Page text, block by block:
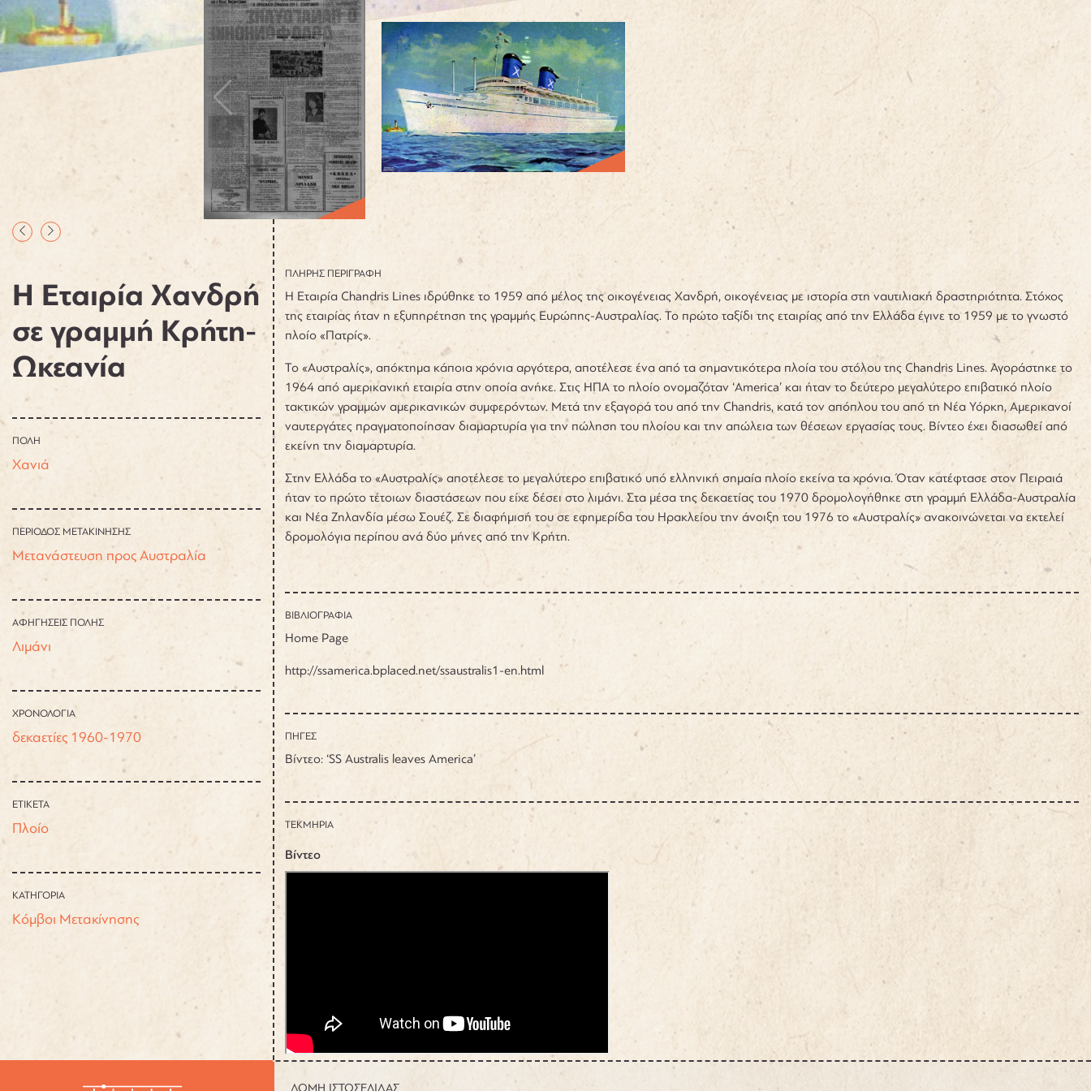
Η Εταιρία Χανδρή
σε γραμμή Κρήτη-
Ωκεανία
ΠΟΛΗ
Χανιά
ΠΕΡΙΟΔΟΣ ΜΕΤΑΚΙΝΗΣΗΣ
Μετανάστευση προς Αυστραλία
ΑΦΗΓΗΣΕΙΣ ΠΟΛΗΣ
Λιμάνι
ΧΡΟΝΟΛΟΓΙΑ
δεκαετίες 1960-1970
ΕΤΙΚΕΤΑ
Πλοίο
ΚΑΤΗΓΟΡΙΑ
Κόμβοι Μετακίνησης
ΠΛΗΡΗΣ ΠΕΡΙΓΡΑΦΗ
Η Εταιρία Chandris Lines ιδρύθηκε το 1959 από μέλος της οικογένειας Χανδρή, οικογένειας με ιστορία στη ναυτιλιακή δραστηριότητα. Στόχος
της εταιρίας ήταν η εξυπηρέτηση της γραμμής Ευρώπης-Αυστραλίας. Το πρώτο ταξίδι της εταιρίας από την Ελλάδα έγινε το 1959 με το γνωστό
πλοίο «Πατρίς».
Το «Αυστραλίς», απόκτημα κάποια χρόνια αργότερα, αποτέλεσε ένα από τα σημαντικότερα πλοία του στόλου της Chandris Lines. Αγοράστηκε το
1964 από αμερικανική εταιρία στην οποία ανήκε. Στις ΗΠΑ το πλοίο ονομαζόταν ‘America’ και ήταν το δεύτερο μεγαλύτερο επιβατικό πλοίο
τακτικών γραμμών αμερικανικών συμφερόντων. Μετά την εξαγορά του από την Chandris, κατά τον απόπλου του από τη Νέα Υόρκη, Αμερικανοί
ναυτεργάτες πραγματοποίησαν διαμαρτυρία για την πώληση του πλοίου και την απώλεια των θέσεων εργασίας τους. Βίντεο έχει διασωθεί από
εκείνη την διαμαρτυρία.
Στην Ελλάδα το «Αυστραλίς» αποτέλεσε το μεγαλύτερο επιβατικό υπό ελληνική σημαία πλοίο εκείνα τα χρόνια. Όταν κατέφτασε στον Πειραιά
ήταν το πρώτο τέτοιων διαστάσεων που είχε δέσει στο λιμάνι. Στα μέσα της δεκαετίας του 1970 δρομολογήθηκε στη γραμμή Ελλάδα-Αυστραλία
και Νέα Ζηλανδία μέσω Σουέζ. Σε διαφήμισή του σε εφημερίδα του Ηρακλείου την άνοιξη του 1976 το «Αυστραλίς» ανακοινώνεται να εκτελεί
δρομολόγια περίπου ανά δύο μήνες από την Κρήτη.
ΒΙΒΛΙΟΓΡΑΦΙΑ
Home Page
http://ssamerica.bplaced.net/ssaustralis1-en.html
ΠΗΓΕΣ
Βίντεο: ‘SS Australis leaves America’
ΤΕΚΜΗΡΙΑ
Βίντεο
ΔΟΜΗ ΙΣΤΟΣΕΛΙΔΑΣ